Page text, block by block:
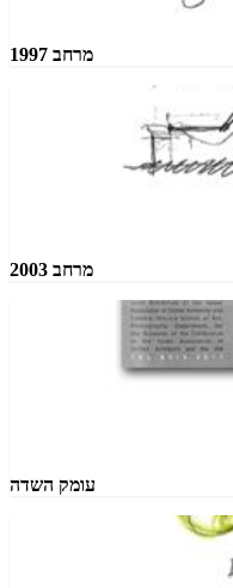
מרחב 1997
מרחב 2003
עומק השדה